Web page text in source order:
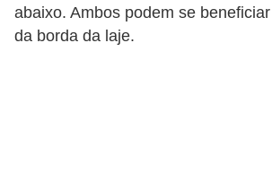
abaixo. Ambos podem se
da borda da laje.
r